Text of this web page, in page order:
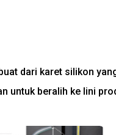
dari karet silikon
beralih ke lini